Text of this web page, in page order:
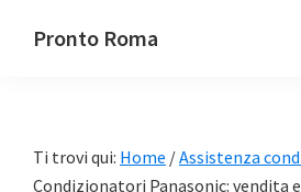
Pronto Roma
Ti trovi qui: Home /Assistenza
Condizionatori Panasonic: vendita